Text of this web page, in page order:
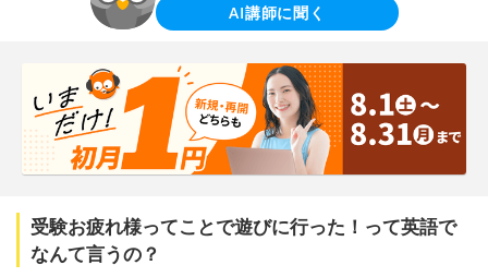
AI講師に聞く
受験お疲れ様ってことで遊びに行った！って英語で
なんて言うの？